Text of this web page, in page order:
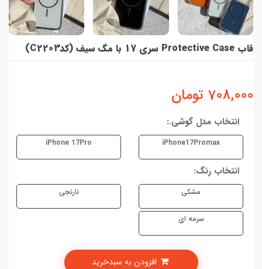
قاب Protective Case سری 17 با مگ سیف (کدC2203)
708,000 تومان
انتخاب مدل گوشی.:
iPhone17Promax
iPhone 17Pro
انتخاب رنگ:
مشکی نارنجی
سرمه ای